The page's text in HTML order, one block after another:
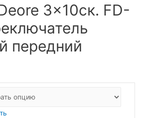
3×10ск. FD-
передний